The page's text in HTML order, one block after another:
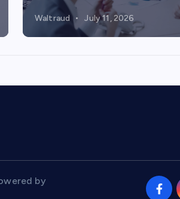
Waltraud July 11, 2026
by